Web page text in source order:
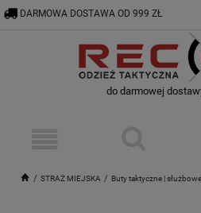
do darmowej
STRAŻ MIEJSKA Buty taktyczne | służbowe
DARMOWA DOSTAWA OD 999 ZŁ
56
RECON@ODZIEZTAKTYCZNA.PL